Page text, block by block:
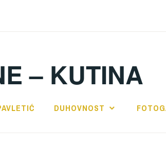
– KUTINA
DUHOVNOST